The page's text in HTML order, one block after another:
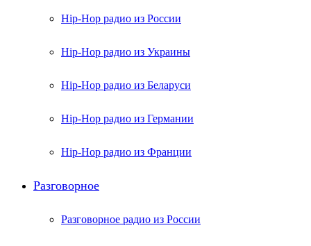
Hip-Hop радио из России
Hip-Hop радио из Украины
Hip-Hop радио из Беларуси
Hip-Hop радио из Германии
Hip-Hop радио из Франции
Разговорное
Разговорное радио из России